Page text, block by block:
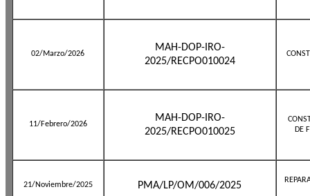
02/Marzo/2026
MAH-DOP-IRO-
2025/RECPO010024
11/Febrero/2026
MAH-DOP-IRO-
2025/RECPO010025
DE
21/Noviembre/2025 PMA/LP/OM/006/2025